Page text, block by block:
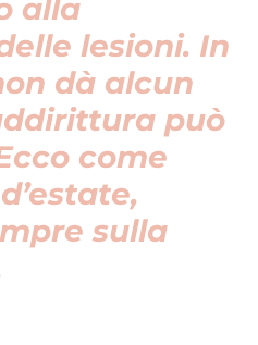
alla
lesioni. In
dà alcun
può
come
sulla